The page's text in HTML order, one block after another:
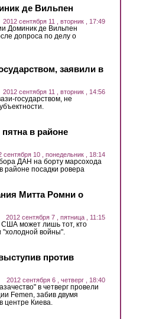
де Вильпен
2012 сентября 11 , вторник , 17:49
Доминик де Вильпен
допроса по делу о
заявили в
2012 сентября 11 , вторник , 14:56
государством, не
в районе
сентября 10 , понедельник , 18:14
ДАН на борту марсохода
районе посадки ровера
Митта Ромни о
2012 сентября 7 , пятница , 11:15
США может лишь тот, кто
"холодной войны".
против
2012 сентября 6 , четверг , 18:40
в четверг провели
Femen, забив двумя
центре Киева.